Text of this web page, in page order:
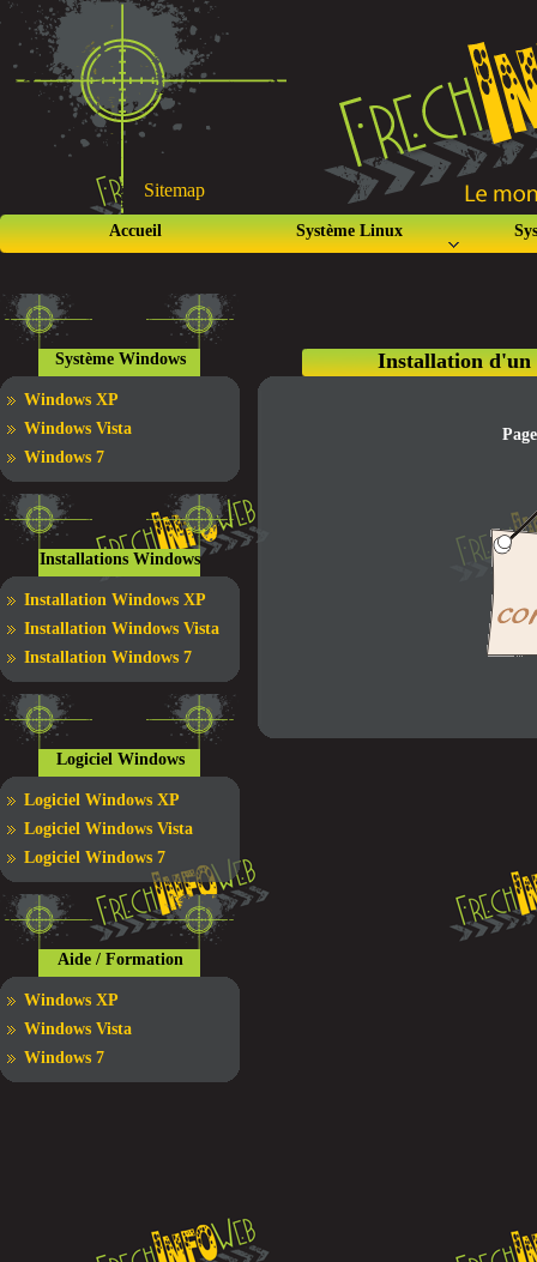
Sitemap
Accueil Système Linux
Système Windows
Windows XP
Windows Vista
Windows 7
Installations Windows
Installation Windows XP
Installation Windows Vista
Installation Windows 7
Logiciel Windows
Logiciel Windows XP
Logiciel Windows Vista
Logiciel Windows 7
Aide / Formation
Windows XP
Windows Vista
Windows 7
Installation d'un